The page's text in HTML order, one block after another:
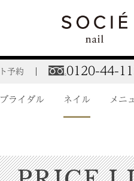
予約 0120-44-
ブライダル ネイル メニ